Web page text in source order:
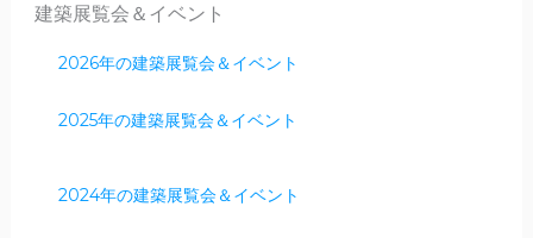
建築展覧会＆イベント
2026年の建築展覧会＆イベント
2025年の建築展覧会＆イベント
2024年の建築展覧会＆イベント